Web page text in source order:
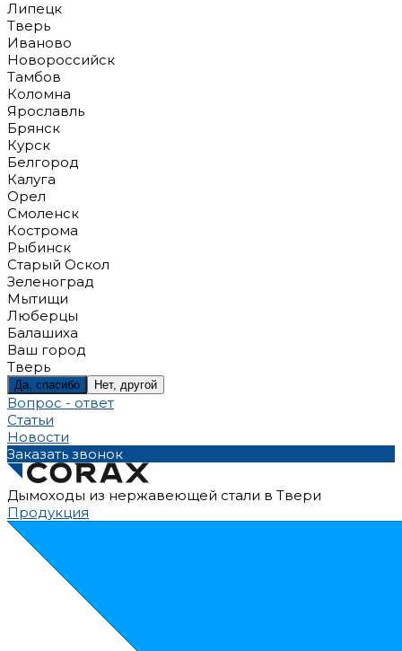
Липецк
Тверь
Иваново
Новороссийск
Тамбов
Коломна
Ярославль
Брянск
Курск
Белгород
Калуга
Орел
Смоленск
Кострома
Рыбинск
Старый Оскол
Зеленоград
Мытищи
Люберцы
Балашиха
Ваш город
Тверь
Да, спасибо Нет, другой
Вопрос - ответ
Статьи
Новости
Заказать звонок
Дымоходы из нержавеющей стали в Твери
Продукция